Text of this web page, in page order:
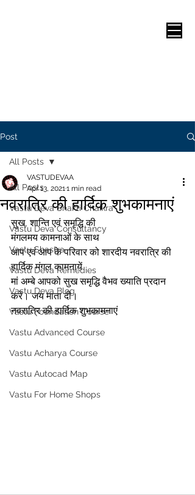
Post
All Posts
Vastu Deva Shakti Chaikra
Vastu Deva Consultancy
Vastu Shastra
Vastu Deva Remedies
Vastu Deva Blog
Vastu Foundation Course
Vastu Advanced Course
Vastu Acharya Course
Vastu Autocad Map
Vastu For Home Shops
All Posts
नवरात्रि की हार्दिक शुभकामनाएं
VASTUDEVAA
Apr 13, 20211 min read
सुख, शान्ति एवं समृद्धि की
मंगलमय कामनाओं के साथ
आप एवं आप के परिवार को शारदीय नवरात्रि की
हार्दिक मंगल कामनायें
मां अम्बे आपको सुख समृद्धि वैभव ख्याति प्रदान
करें। जय माता दी।
नवरात्रि की हार्दिक शुभकामनाएं